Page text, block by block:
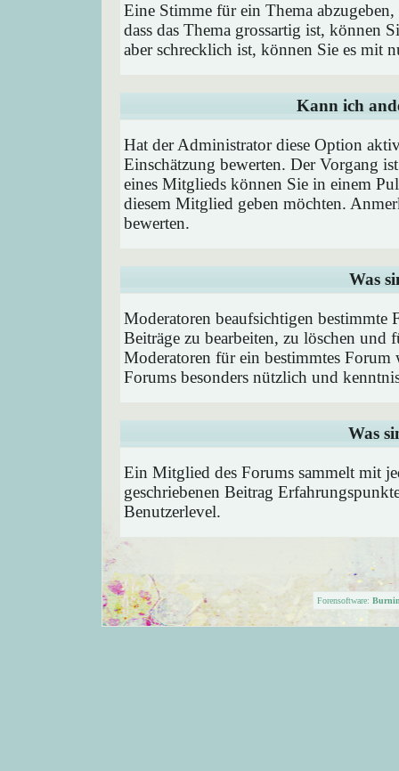
Eine Stimme für ein Thema
dass das Thema grossartig ist, können
aber schrecklich ist, können Sie es mit
Kann ich
Hat der Administrator diese Option
Einschätzung bewerten. Der Vorgang
eines Mitglieds können Sie in einem
diesem Mitglied geben möchten.
bewerten.
Was
Moderatoren beaufsichtigen
Beiträge zu bearbeiten, zu löschen und
Moderatoren für ein bestimmtes Forum
Forums besonders nützlich und
Was
Ein Mitglied des Forums sammelt mit
geschriebenen Beitrag
Benutzerlevel.
Forensoftware: